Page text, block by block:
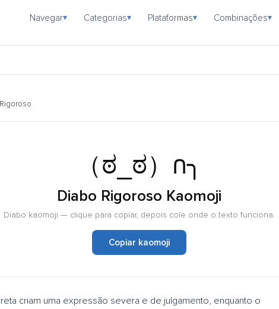
Navegar▾ Categorias▾ Plataformas▾ Combinações▾
（ಠ_ಠ）∩╮
Diabo Rigoroso Kaomoji
Diabo kaomoji — clique para copiar, depois cole onde o texto funciona.
Copiar kaomoji
criam uma expressão severa e de julgamento, enquanto o